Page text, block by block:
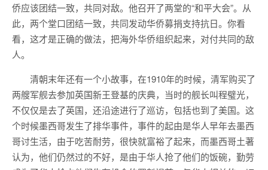
侨应该团结一致，共同对敌。他召开了两堂的“和平大会”。从
此，两个堂口团结一致，共同发动华侨募捐支持抗日。你看
看，这才是正确的做法，把海外华侨组织起来，对付共同的敌
人。
清朝末年还有一个小故事，在1910年的时候，清军购买了
两艘军舰去参加英国新王登基的庆典，当时的舰长叫程璧光，
不仅仅是去了英国，还沿途进行了巡访，包括也到了美国。这
个时候墨西哥发生了排华事件，事件的起由是华人早年去墨西
哥讨生活，由于吃苦耐劳，很快就富裕了起来，而墨西哥土著
认为，他们仍然过的不好，是由于华人抢了他们的饭碗，勤劳